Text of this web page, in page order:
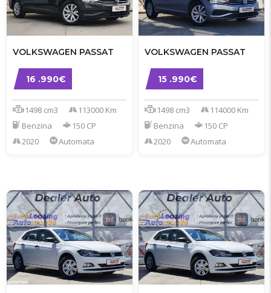
16 .990€
VOLKSWAGEN PASSAT
1498 cm3
113000 Km
Benzina
150 CP
2020
Automata
15 .990€
VOLKSWAGEN PASSAT
1498 cm3
114000 Km
Benzina
150 CP
2020
Automata